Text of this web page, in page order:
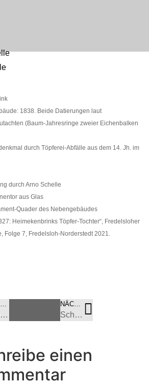
1838. Beide Datierungen laut
(Baum-Jahresringe zweier Eichenbalken
durch Töpferei-Abfälle aus dem 14. Jh. im
durch Arno Schelle
aus Glas
Quader des Nebengebäudes
Heimekenbrinks Töpfer-Tochter“, Fredelsloher
Folge 7, Fredelsloh-Norderstedt 2021.
Schafanger 32 Schafanger 18.1
einen